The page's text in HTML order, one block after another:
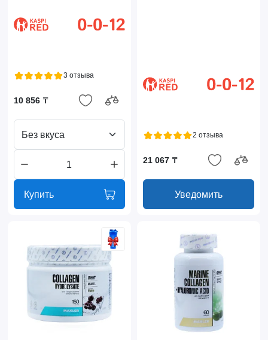
3 отзыва
10 856 ₸
Без вкуса
Купить
2 отзыва
21 067 ₸
Уведомить